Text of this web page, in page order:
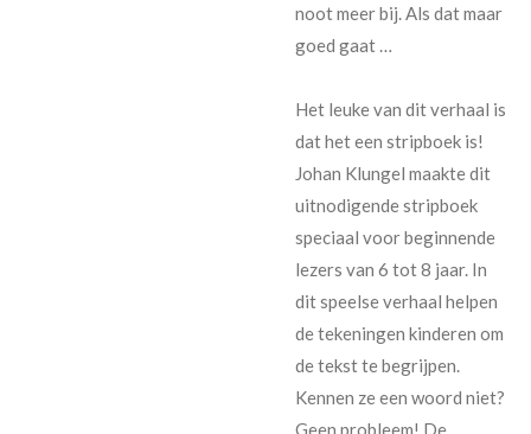
noot meer bij. Als dat maar
goed gaat …
Het leuke van dit verhaal is
dat het een stripboek is!
Johan Klungel maakte dit
uitnodigende stripboek
speciaal voor beginnende
lezers van 6 tot 8 jaar. In
dit speelse verhaal helpen
de tekeningen kinderen om
de tekst te begrijpen.
Kennen ze een woord niet?
Geen probleem! De